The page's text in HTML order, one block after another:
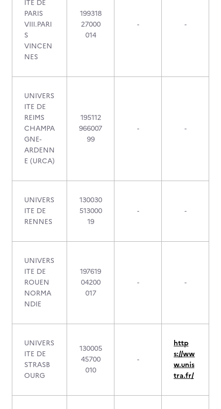
ITE DE
PARIS
VIII.PARI
S
VINCEN
NES
199318
27000
014
- -
UNIVERS
ITE DE
REIMS
CHAMPA
GNE-
ARDENN
E (URCA)
195112
966007
99
- -
UNIVERS
ITE DE
RENNES
130030
513000
19
- -
UNIVERS
ITE DE
ROUEN
NORMA
NDIE
197619
04200
017
- -
UNIVERS
ITE DE
STRASB
OURG
130005
45700
010
-
http
s://ww
w.unis
tra.fr/